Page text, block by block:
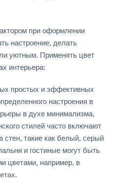
при оформлении
настроение, делать
уютным. Применять цвет
интерьера:
простых и эффективных
настроения в
в духе минимализма,
стилей часто включают
стен, такие как белый, серый
и гостиные могут быть
цветами, например, в